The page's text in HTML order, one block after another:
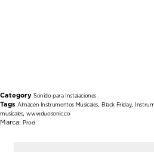
Category Sonido para Instalaciones
Tags Almacén Instrumentos Musicales, Black Friday,
musicales,www.duosonic.co
Marca: Proel